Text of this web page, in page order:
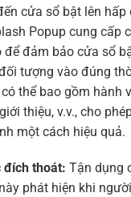
cửa sổ bật lên hấp
Popup cung cấp
để đảm bảo cửa sổ
tượng vào đúng
thể bao gồm hành
thiệu, v.v., cho
một cách hiệu quả.
đích thoát: Tận dụng
phát hiện khi